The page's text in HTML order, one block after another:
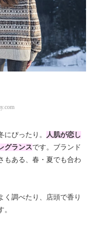
ぴったり。
人肌が恋し
グランスです。ブランド
もある、春・夏でも合わ
く調べたり、店頭で香り